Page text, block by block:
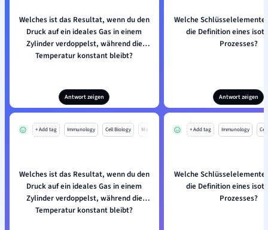
Welches ist das Resultat, wenn du den
Druck auf ein ideales Gas in einem
Zylinder verdoppelst, während die
Temperatur konstant bleibt?
Antwort zeigen
Welche
die Definition eines
Prozesses?
Antwort zeigen
+ Add tag Immunology Cell Biology Mo
Welches ist das Resultat, wenn du den
Druck auf ein ideales Gas in einem
Zylinder verdoppelst, während die
Temperatur konstant bleibt?
+ Add tag Immunology
Welche
die Definition eines
Prozesses?